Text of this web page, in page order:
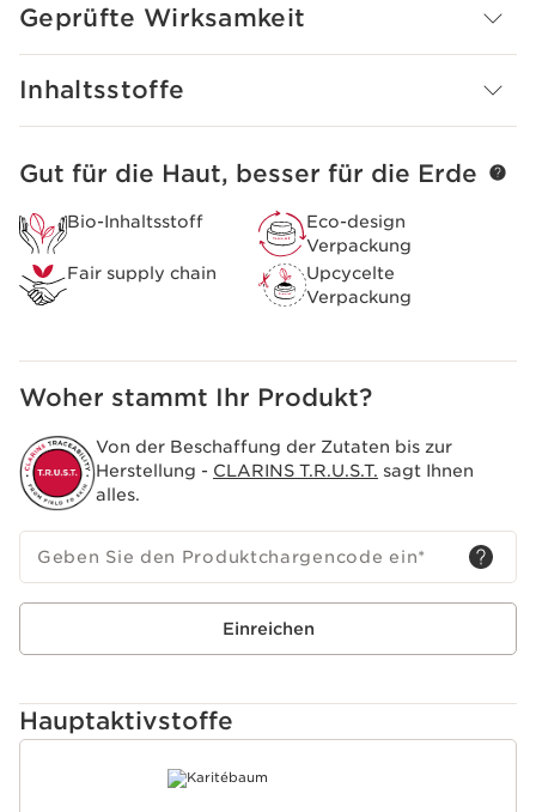
Geprüfte Wirksamkeit
Inhaltsstoffe
WEITER ZUM INHALT
Gut für die Haut, besser für die Erde
Bio-Inhaltsstoff
Eco-design
Verpackung
Fair supply chain
Upcycelte
Verpackung
Woher stammt Ihr Produkt?
Von der Beschaffung der Zutaten bis zur
Herstellung - CLARINS T.R.U.S.T. sagt Ihnen
alles.
Geben Sie den Produktchargencode ein*
Einreichen
Hauptaktivstoffe
WEITER ZUM INHALT